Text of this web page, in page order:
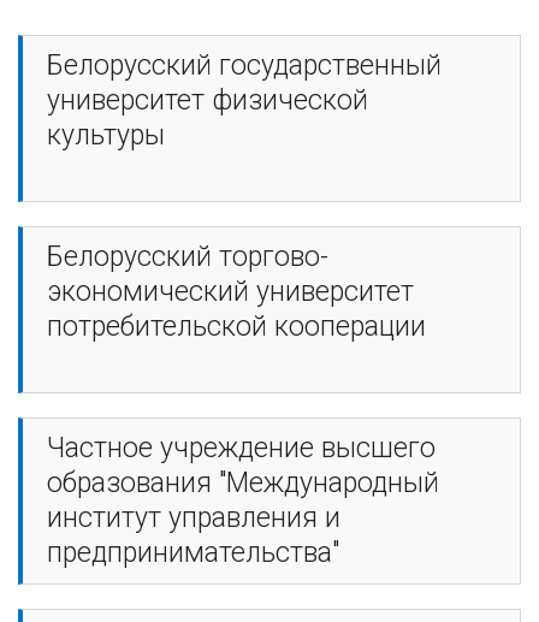
Белорусский государственный
университет физической
культуры
Белорусский торгово-
экономический университет
потребительской кооперации
Частное учреждение высшего
образования "Международный
институт управления и
предпринимательства"